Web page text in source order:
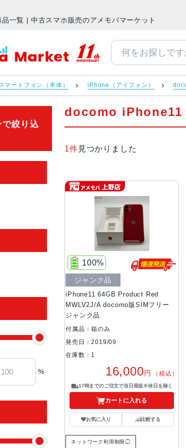
一覧 | 中古スマホ販売のアメモバマーケット
マートフォン（本体） iPhone（アイフォン）
で絞り込
%
docomo iPhone11
1件 見つかりました
iPhone11 64GB Product Red
MWLV2J/A docomo版SIMフリー
ジャンク品
100%
ジャンク品
付属品：箱のみ
発売日：2019/09
在庫数：1
16,000円 （税込）
17時までのご注文で当日発送※休日を除く
カートに入れる
お気に入り 比較する
ネットワーク利用制限◯